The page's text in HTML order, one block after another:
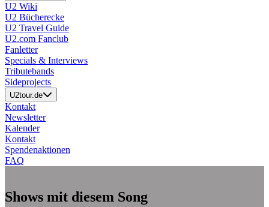
U2 Wiki
U2 Bücherecke
U2 Travel Guide
U2.com Fanclub
Fanletter
Specials & Interviews
Tributebands
Sideprojects
U2tour.de
Kontakt
Newsletter
Kalender
Kontakt
Spendenaktionen
FAQ
Shows mit diesem Song